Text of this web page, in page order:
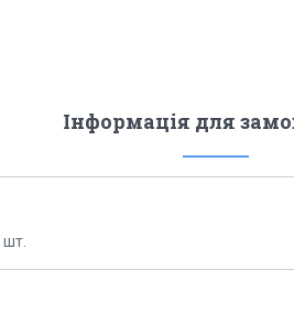
Інформація для
шт.